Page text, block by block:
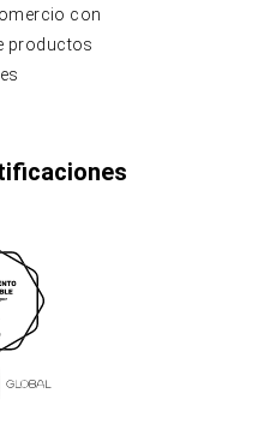
con
productos